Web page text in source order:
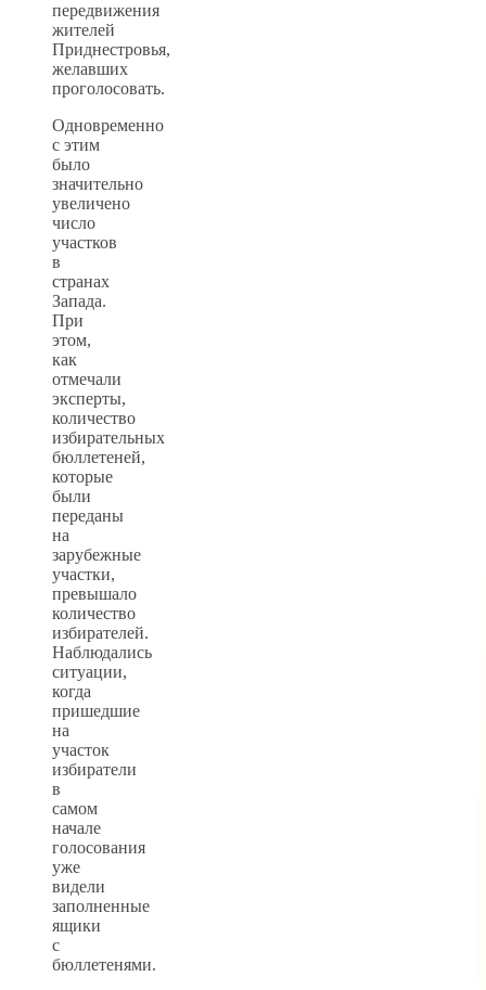
передвижения
жителей
Приднестровья,
желавших
проголосовать.
Одновременно
с этим
было
значительно
увеличено
число
участков
в
странах
Запада.
При
этом,
как
отмечали
эксперты,
количество
избирательных
бюллетеней,
которые
были
переданы
на
зарубежные
участки,
превышало
количество
избирателей.
Наблюдались
ситуации,
когда
пришедшие
на
участок
избиратели
в
самом
начале
голосования
уже
видели
заполненные
ящики
с
бюллетенями.